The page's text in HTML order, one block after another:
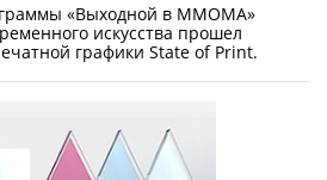
«Выходной в ММОМА»
искусства прошел
графики State of Print.